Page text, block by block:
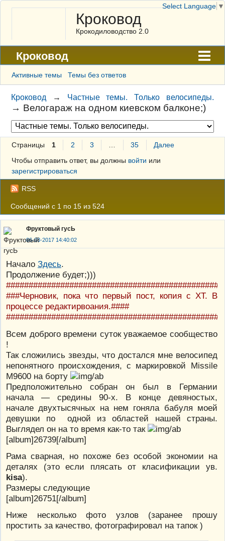
Кроковод
Крокодиловодство 2.0
Кроковод
Форум
Архив
ГАЛЕРЕЯ
Правила
Поиск
Регистрация
Вход
Активные темы Темы без ответов
Кроковод → Частные темы. Только велосипеды.
→ Велогараж на одном киевском балконе;)
Страницы 1 2 3 35
Далее
Чтобы отправить ответ, вы должны войти или
зарегистрироваться
RSS
Сообщений с 1 по 15 из 524
Фруктовый гусЬ
06-03-2017 14:40:02
Начало Здесь.
Продолжение будет;)))
###Черновик, пока что первый пост, копия с XT. В
процессе редактирвоания.####
Всем доброго времени суток уважаемое сообщество
!
Так сложились звезды, что достался мне велосипед
непонятного происхождения, с маркировкой Missile
M9600 на борту
Предположительно собран он был в Германии
начала — средины 90-х. В конце девяностых,
начале двухтысячных на нем гоняла бабуля моей
девушки по одной из областей нашей страны.
Выглядел он на то время как-то так
[album]26739[/album]
Рама сварная, но похоже без особой экономии на
деталях (это если плясать от класификации ув.
kisa).
Размеры следующие
[album]26751[/album]
Ниже несколько фото узлов (заранее прошу
простить за качество, фотографировал на тапок )
Select Language ▼